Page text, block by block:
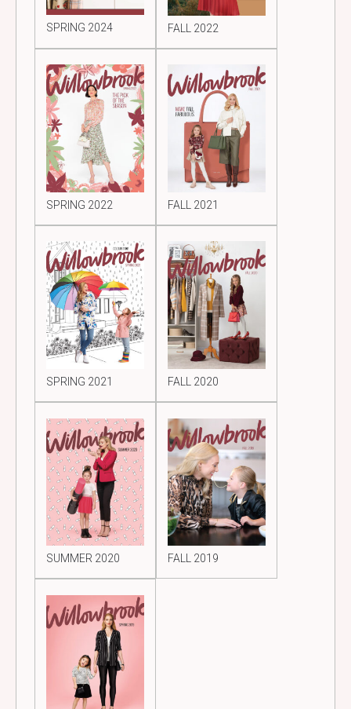
SPRING 2024 FALL 2022
SPRING 2022 FALL 2021
SPRING 2021 FALL 2020
SUMMER 2020 FALL 2019